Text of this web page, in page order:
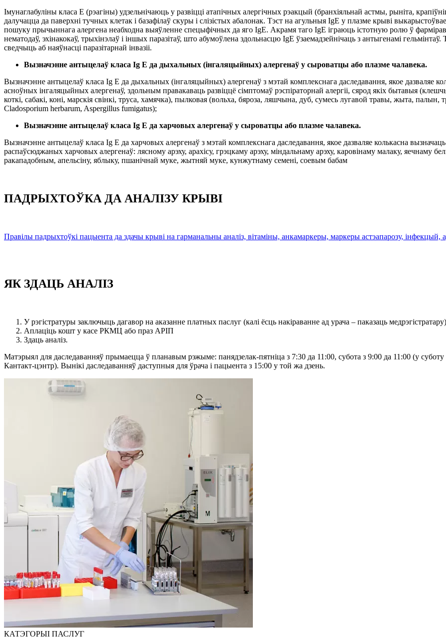
Імунаглабуліны класа Е (рэагіны) удзельнічаюць у развіцці атапічных алергічных рэакцый (бранхіяльнай астмы, рыніта,
далучацца да паверхні тучных клетак і базафілаў скуры і слізістых абалонак. Тэст на агульныя IgE у плазме крыві
пошуку прычыннага алергена неабходна выяўленне спецыфічных да яго IgE. Акрамя таго IgE іграюць істотную ролю ў
нематодаў, эхінакокаў, трыхінэлаў і іншых паразітаў, што абумоўлена здольнасцю IgE ўзаемадзейнічаць з антыгенамі
сведчыць аб наяўнасці паразітарнай інвазіі.
Вызначэнне антыцелаў класа Ig Е да дыхальных (інгаляцыйных) алергенаў у сыроватцы або плазме чалавека.
Вызначэнне антыцелаў класа Ig Е да дыхальных (інгаляцыйных) алергенаў з мэтай комплекснага даследавання, якое дазваляе
асноўных інгаляцыйных алергенаў, здольным правакаваць развіццё сімптомаў рэспіраторнай алергіі, сярод якіх бытавыя
коткі, сабакі, коні, марскія свінкі, труса, хамячка), пылковая (вольха, бяроза, ляшчына, дуб, сумесь лугавой травы, жыта,
Cladosporium herbarum, Aspergillus fumigatus);
Вызначэнне антыцелаў класа Ig Е да харчовых алергенаў у сыроватцы або плазме чалавека.
Вызначэнне антыцелаў класа Ig Е да харчовых алергенаў з мэтай комплекснага даследавання, якое дазваляе колькасна
распаўсюджаных харчовых алергенаў: лясному арэху, арахісу, грэцкаму арэху, міндальнаму арэху, каровінаму малаку, яечнаму
ракападобным, апельсіну, яблыку, пшанічнай муке, жытняй муке, кунжутнаму семені, соевым бабам
ПАДРЫХТОЎКА ДА АНАЛІЗУ КРЫВІ
Правілы падрыхтоўкі пацыента да здачы крыві на гарманальны аналіз, вітаміны, анкамаркеры, маркеры астэапарозу, інфекцый,
ЯК ЗДАЦЬ АНАЛІЗ
У рэгістратуры заключыць дагавор на аказанне платных паслуг (калі ёсць накіраванне ад урача – паказаць медрэгістратару)
Аплаціць кошт у касе РКМЦ або праз АРІП
Здаць аналіз.
Матэрыял для даследаванняў прымаецца ў планавым рэжыме: панядзелак-пятніца з 7:30 да 11:00, субота з 9:00 да 11:00 (у
Кантакт-цэнтр). Вынікі даследаванняў даступныя для ўрача і пацыента з 15:00 у той жа дзень.
КАТЭГОРЫІ ПАСЛУГ